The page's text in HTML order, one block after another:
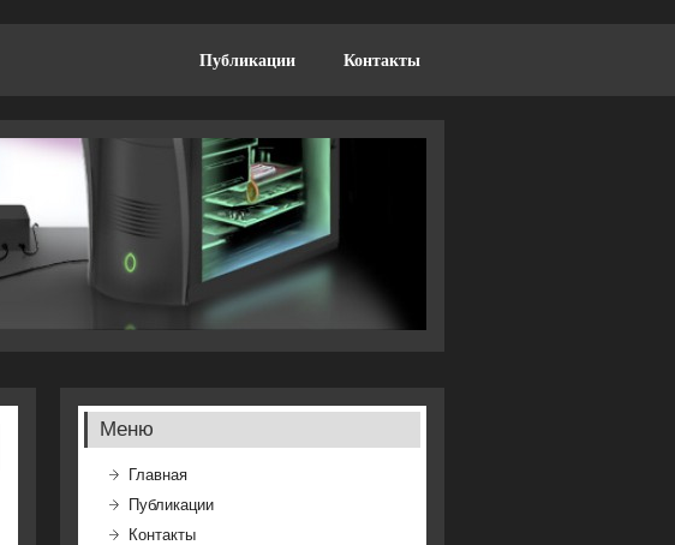
Публикации Контакты
Меню
Главная
Публикации
Контакты